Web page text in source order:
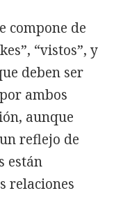
compone de
“vistos”, y
deben ser
ambos
aunque
reflejo de
están
relaciones